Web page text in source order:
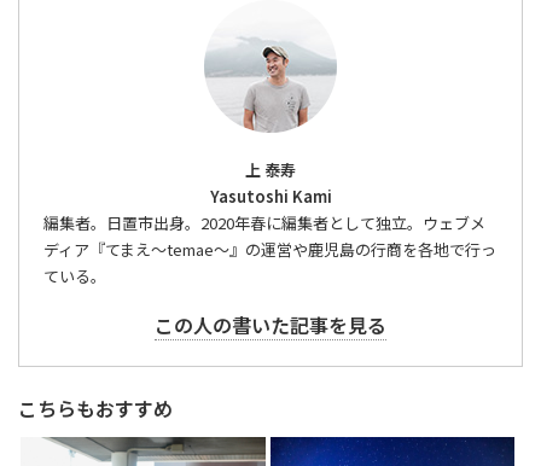
上 泰寿
Yasutoshi Kami
編集者。日置市出身。2020年春に編集者として独立。ウェブメ
ディア『てまえ～temae～』の運営や鹿児島の行商を各地で行っ
ている。
この人の書いた記事を見る
こちらもおすすめ